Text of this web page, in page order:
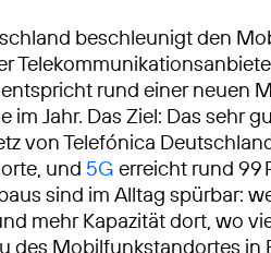
beschleunigt den
rund einer neuen
im Jahr. Das Ziel: Das sehr
von Telefónica
und 5G erreicht rund 99
sind im Alltag spürbar:
mehr Kapazität dort, wo
des Mobilfunkstandortes in